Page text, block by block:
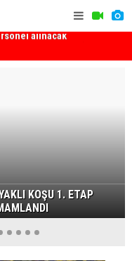
Karşı Duyarlılık
KOŞU 1. ETAP